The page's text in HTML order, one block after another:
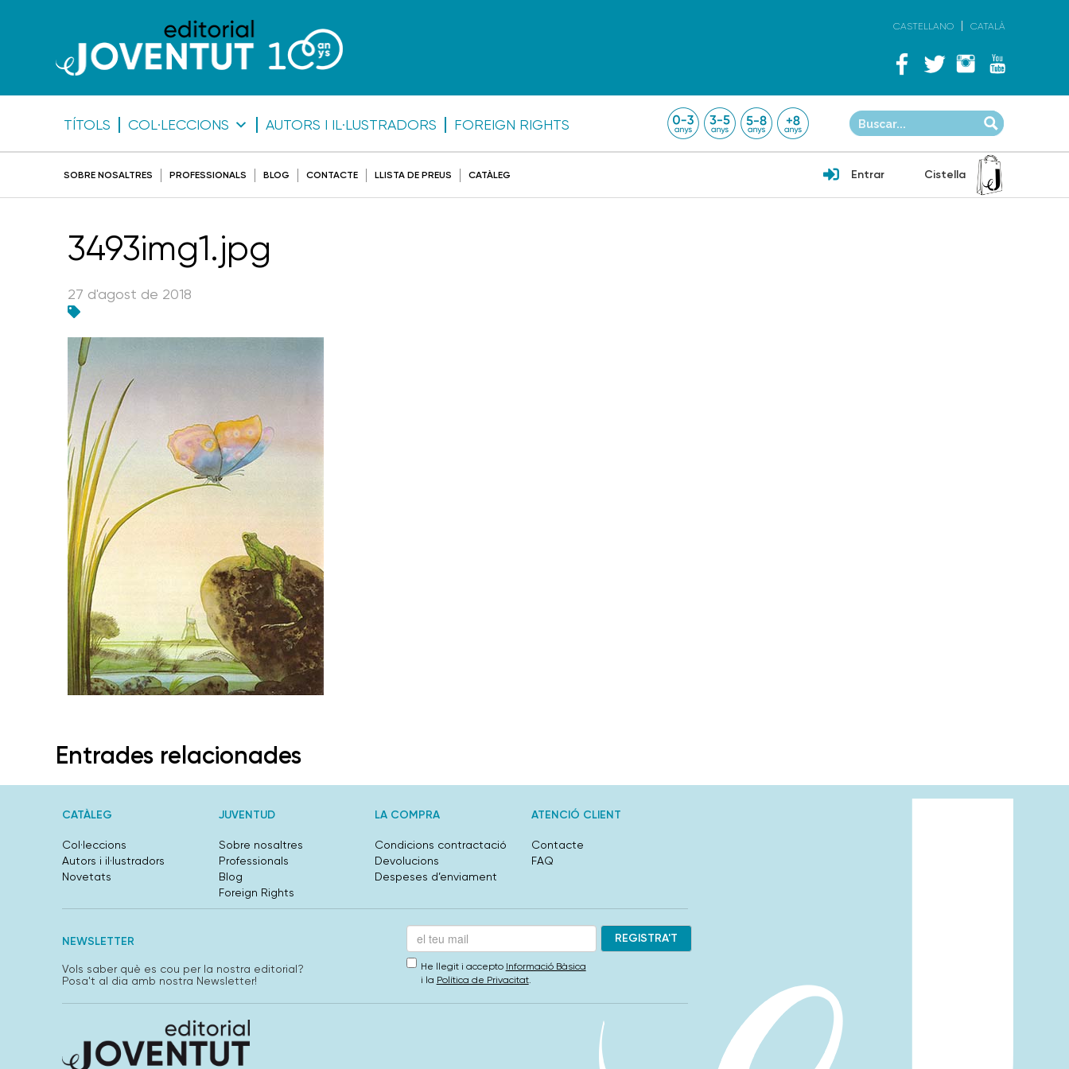
CASTELLANO CATALÀ
TÍTOLS COL·LECCIONS AUTORS I IL·LUSTRADORS FOREIGN RIGHTS
SOBRE NOSALTRES PROFESSIONALS BLOG CONTACTE LLISTA DE PREUS CATÀLEG Entrar Cistella
3493img1.jpg
27 d'agost de 2018
Entrades relacionades
CATÀLEG
Col·leccions
Autors i il·lustradors
Novetats
JUVENTUD
Sobre nosaltres
Professionals
Blog
Foreign Rights
LA COMPRA
Condicions contractació
Devolucions
Despeses d’enviament
ATENCIÓ CLIENT
Contacte
FAQ
NEWSLETTER
Vols saber què es cou per la nostra editorial?
Posa't al dia amb nostra Newsletter!
He llegit i accepto Informació Bàsica
i la Política de Privacitat.